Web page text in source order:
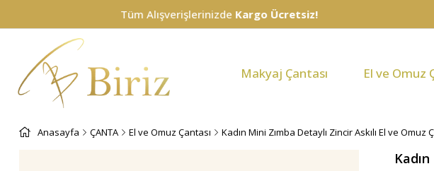
Makyaj Çantası El ve Omuz
Anasayfa ÇANTA El ve Omuz Çantası Kadın Mini Zımba Detaylı Zincir Askılı El ve Omuz
Tüm AlışverişlerinizdeKargo Ücretsiz!